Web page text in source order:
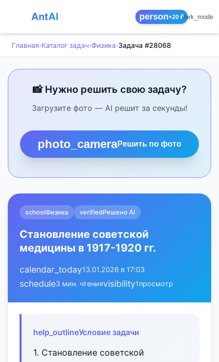
AntAI person+20 ₽dark_mode
Главная›Каталог задач›Физика›Задача #28068
📸 Нужно решить свою задачу?
Загрузите фото — AI решит за секунды!
photo_cameraРешить по фото
schoolФизика verifiedРешено AI
Становление советской
медицины в 1917-1920 гг.
calendar_today13.01.2026 в 17:03
schedule3 мин. чтенияvisibility1просмотр
help_outlineУсловие задачи
1. Становление советской